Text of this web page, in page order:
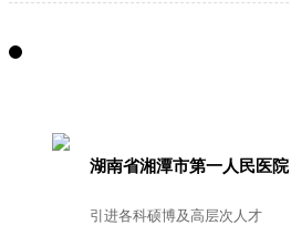
湖南省湘潭市第一人民医院
引进各科硕博及高层次人才